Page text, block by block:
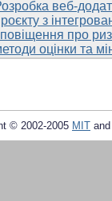
веб-
з
про
оцінки та
© 2002-2005 MIT